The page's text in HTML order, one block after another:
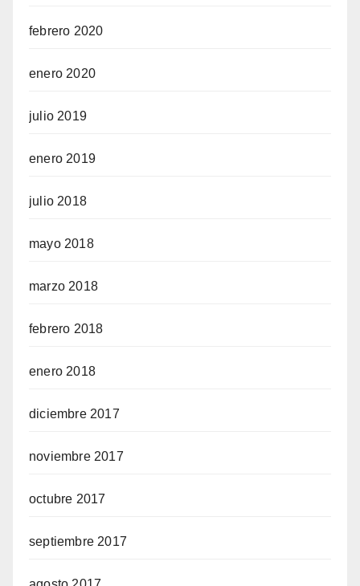
febrero 2020
enero 2020
julio 2019
enero 2019
julio 2018
mayo 2018
marzo 2018
febrero 2018
enero 2018
diciembre 2017
noviembre 2017
octubre 2017
septiembre 2017